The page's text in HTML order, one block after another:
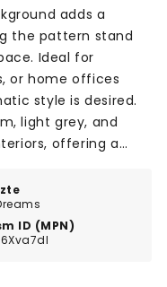
ID (MPN)
adds a
the pattern stand
Ideal for
or home offices
style is desired.
light grey, and
offering a